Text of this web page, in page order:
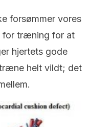
forsømmer vores
for træning for at
hjertets gode
helt vildt; det